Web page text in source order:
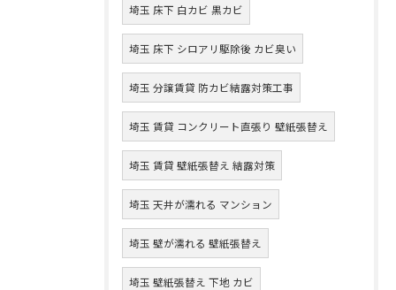
埼玉 床下 白カビ 黒カビ
埼玉 床下 シロアリ駆除後 カビ臭い
埼玉 分譲賃貸 防カビ結露対策工事
埼玉 賃貸 コンクリート直張り 壁紙張替え
埼玉 賃貸 壁紙張替え 結露対策
埼玉 天井が濡れる マンション
埼玉 壁が濡れる 壁紙張替え
埼玉 壁紙張替え 下地 カビ